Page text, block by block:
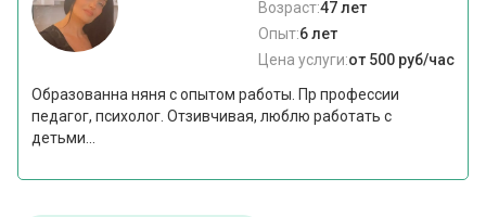
Возраст:47 лет
Опыт:6 лет
Цена услуги:от 500 руб/час
Образованна няня с опытом работы. Пр профессии
педагог, психолог. Отзивчивая, люблю работать с
детьми...